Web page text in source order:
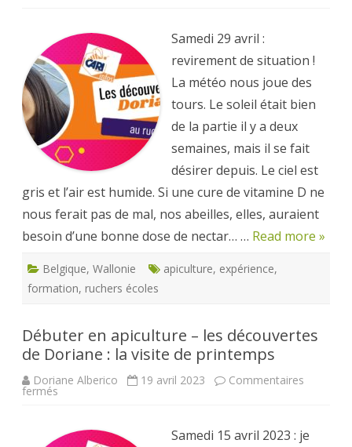
–
découvertes
de
Doriane:
l’évaluation
des
réserves
et
le
suivi
des
reines
Samedi 29 avril :
revirement de situation !
La météo nous joue des
tours. Le soleil était bien
de la partie il y a deux
semaines, mais il se fait
désirer depuis. Le ciel est
gris et l’air est humide. Si une cure de vitamine D ne
nous ferait pas de mal, nos abeilles, elles, auraient
besoin d’une bonne dose de nectar… … Read more »
Belgique, Wallonie apiculture, expérience,
formation, ruchers écoles
Débuter en apiculture – les découvertes
de Doriane : la visite de printemps
Doriane Alberico 19 avril 2023 Commentaires
fermés
–
Samedi 15 avril 2023 : je